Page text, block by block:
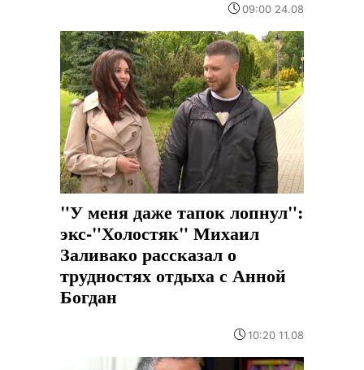
09:00 24.08
"У меня даже тапок лопнул":
экс-"Холостяк" Михаил
Заливако рассказал о
трудностях отдыха с Анной
Богдан
10:20 11.08